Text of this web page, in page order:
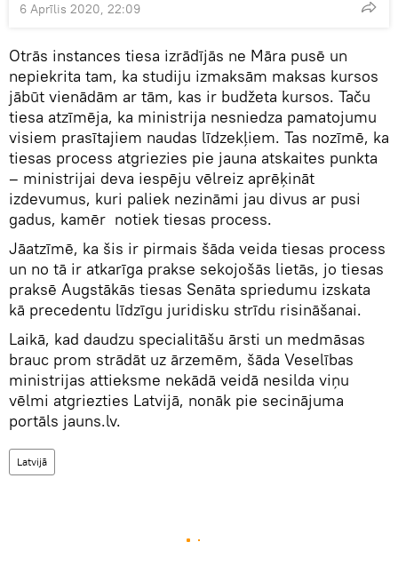
6 Aprīlis 2020, 22:09
Otrās instances tiesa izrādījās ne Māra pusē un
nepiekrita tam, ka studiju izmaksām maksas kursos
jābūt vienādām ar tām, kas ir budžeta kursos. Taču
tiesa atzīmēja, ka ministrija nesniedza pamatojumu
visiem prasītajiem naudas līdzekļiem. Tas nozīmē, ka
tiesas process atgriezies pie jauna atskaites punkta
– ministrijai deva iespēju vēlreiz aprēķināt
izdevumus, kuri paliek nezināmi jau divus ar pusi
gadus, kamēr notiek tiesas process.
Jāatzīmē, ka šis ir pirmais šāda veida tiesas process
un no tā ir atkarīga prakse sekojošās lietās, jo tiesas
praksē Augstākās tiesas Senāta spriedumu izskata
kā precedentu līdzīgu juridisku strīdu risināšanai.
Laikā, kad daudzu specialitāšu ārsti un medmāsas
brauc prom strādāt uz ārzemēm, šāda Veselības
ministrijas attieksme nekādā veidā nesilda viņu
vēlmi atgriezties Latvijā, nonāk pie secinājuma
portāls jauns.lv.
Latvijā